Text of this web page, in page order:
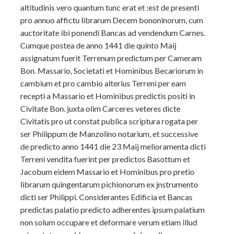
altitudinis vero quantum tunc erat et :est de presenti
pro annuo affictu librarum Decem bononinorum, cum
auctoritate ibi ponendi Bancas ad vendendum Carnes.
Cumque postea de anno 1441 die quinto Maij
assignatum fuerit Terrenum predictum per Cameram
Bon. Massario, Societati et Hominibus Becariorum in
cambium et pro cambio alterius Terreni per eam
recepti a Massario et Hominibus predictis positi in
Civitate Bon. juxta olim Carceres veteres dicte
Civitatis pro ut constat publica scriptura rogata per
ser Philippum de Manzolino notarium, et successive
de predicto anno 1441 die 23 Maij melioramenta dicti
Terreni vendita fuerint per predictos Basottum et
Jacobum eidem Massario et Hominibus pro pretio
librarum quingentarum pichionorum ex jnstrumento
dicti ser Philippi. Considerantes Edificia et Bancas
predictas palatio predicto adherentes ipsum palatium
non solum occupare et deformare verum etiam illud